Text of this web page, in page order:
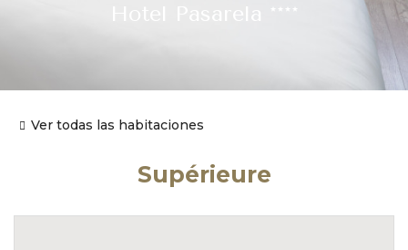
Hotel Pasarela ****
Ver todas las habitaciones
Supérieure